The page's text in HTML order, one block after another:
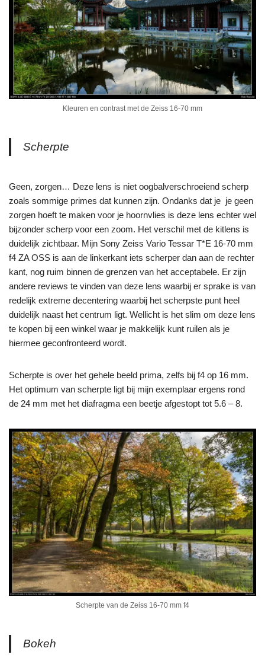
Kleuren en contrast met de Zeiss 16-70 mm
Scherpte
Geen, zorgen… Deze lens is niet oogbalverschroeiend scherp
zoals sommige primes dat kunnen zijn. Ondanks dat je je geen
zorgen hoeft te maken voor je hoornvlies is deze lens echter wel
bijzonder scherp voor een zoom. Het verschil met de kitlens is
duidelijk zichtbaar. Mijn Sony Zeiss Vario Tessar T*E 16-70 mm
f4 ZA OSS is aan de linkerkant iets scherper dan aan de rechter
kant, nog ruim binnen de grenzen van het acceptabele. Er zijn
andere reviews te vinden van deze lens waarbij er sprake is van
redelijk extreme decentering waarbij het scherpste punt heel
duidelijk naast het centrum ligt. Wellicht is het slim om deze lens
te kopen bij een winkel waar je makkelijk kunt ruilen als je
hiermee geconfronteerd wordt.
Scherpte is over het gehele beeld prima, zelfs bij f4 op 16 mm.
Het optimum van scherpte ligt bij mijn exemplaar ergens rond
de 24 mm met het diafragma een beetje afgestopt tot 5.6 – 8.
Scherpte van de Zeiss 16-70 mm f4
Bokeh